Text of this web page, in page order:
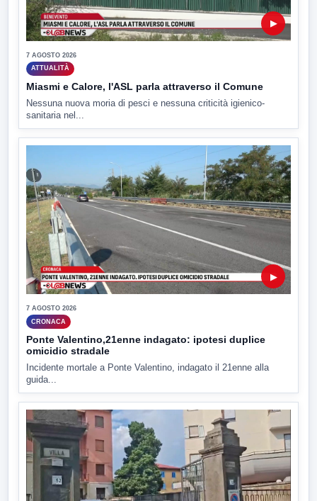
▶
7 AGOSTO 2026
ATTUALITÀ
Miasmi e Calore, l'ASL parla attraverso il Comune
Nessuna nuova moria di pesci e nessuna criticità igienico-
sanitaria nel...
▶
7 AGOSTO 2026
CRONACA
Ponte Valentino,21enne indagato: ipotesi duplice
omicidio stradale
Incidente mortale a Ponte Valentino, indagato il 21enne alla
guida...